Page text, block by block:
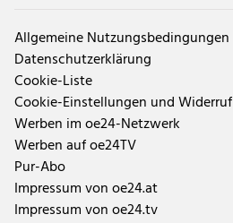
Allgemeine Nutzungsbedingungen
Datenschutzerklärung
Cookie-Liste
Cookie-Einstellungen und Widerruf
Werben im oe24-Netzwerk
Werben auf oe24TV
Pur-Abo
Impressum von oe24.at
Impressum von oe24.tv